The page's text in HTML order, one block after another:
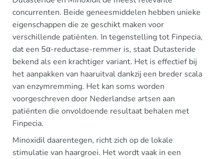
concurrenten. Beide geneesmiddelen hebben unieke
eigenschappen die ze geschikt maken voor
verschillende patiënten. In tegenstelling tot Finpecia,
dat een 5α-reductase-remmer is, staat Dutasteride
bekend als een krachtiger variant. Het is effectief bij
het aanpakken van haaruitval dankzij een breder scala
van enzymremming. Het kan soms worden
voorgeschreven door Nederlandse artsen aan
patiënten die onvoldoende resultaat behalen met
Finpecia.
Minoxidil daarentegen, richt zich op de lokale
stimulatie van haargroei. Het wordt vaak in een